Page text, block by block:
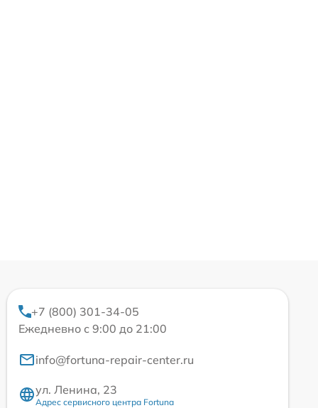
+7 (800) 301-34-05
Ежедневно с 9:00 до 21:00
info@fortuna-repair-center.ru
ул. Ленина, 23
Адрес сервисного центра Fortuna